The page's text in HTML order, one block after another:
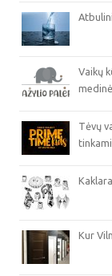
Vaikų
Tėvų
Kur